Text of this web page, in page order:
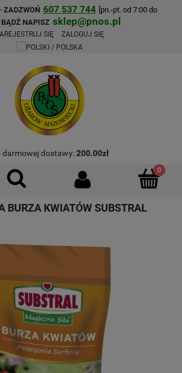
ZADZWOŃ 607 537 744 [pn.-pt. od 7:00 do
BĄDŹ NAPISZ sklep@pnos.pl
SIĘ ZALOGUJ SIĘ
darmowej dostawy:200.00zł
BURZA KWIATÓW SUBSTRAL